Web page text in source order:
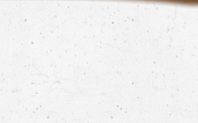
zu schnell reif